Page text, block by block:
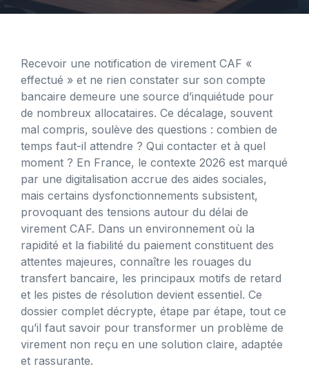
Recevoir une notification de virement CAF «
effectué » et ne rien constater sur son compte
bancaire demeure une source d’inquiétude pour
de nombreux allocataires. Ce décalage, souvent
mal compris, soulève des questions : combien de
temps faut-il attendre ? Qui contacter et à quel
moment ? En France, le contexte 2026 est marqué
par une digitalisation accrue des aides sociales,
mais certains dysfonctionnements subsistent,
provoquant des tensions autour du délai de
virement CAF. Dans un environnement où la
rapidité et la fiabilité du paiement constituent des
attentes majeures, connaître les rouages du
transfert bancaire, les principaux motifs de retard
et les pistes de résolution devient essentiel. Ce
dossier complet décrypte, étape par étape, tout ce
qu’il faut savoir pour transformer un problème de
virement non reçu en une solution claire, adaptée
et rassurante.